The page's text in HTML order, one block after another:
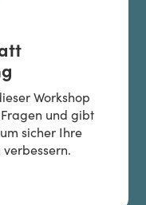
Workshop
und gibt
sicher Ihre